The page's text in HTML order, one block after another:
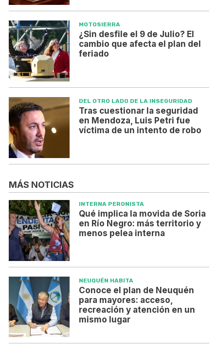
MOTOSIERRA
¿Sin desfile el 9 de Julio? El
cambio que afecta el plan del
feriado
DEL OTRO LADO DE LA INSEGURIDAD
Tras cuestionar la seguridad
en Mendoza, Luis Petri fue
víctima de un intento de robo
MÁS NOTICIAS
INTERNA PERONISTA
Qué implica la movida de Soria
en Río Negro: más territorio y
menos pelea interna
NEUQUÉN HABITA
Conoce el plan de Neuquén
para mayores: acceso,
recreación y atención en un
mismo lugar